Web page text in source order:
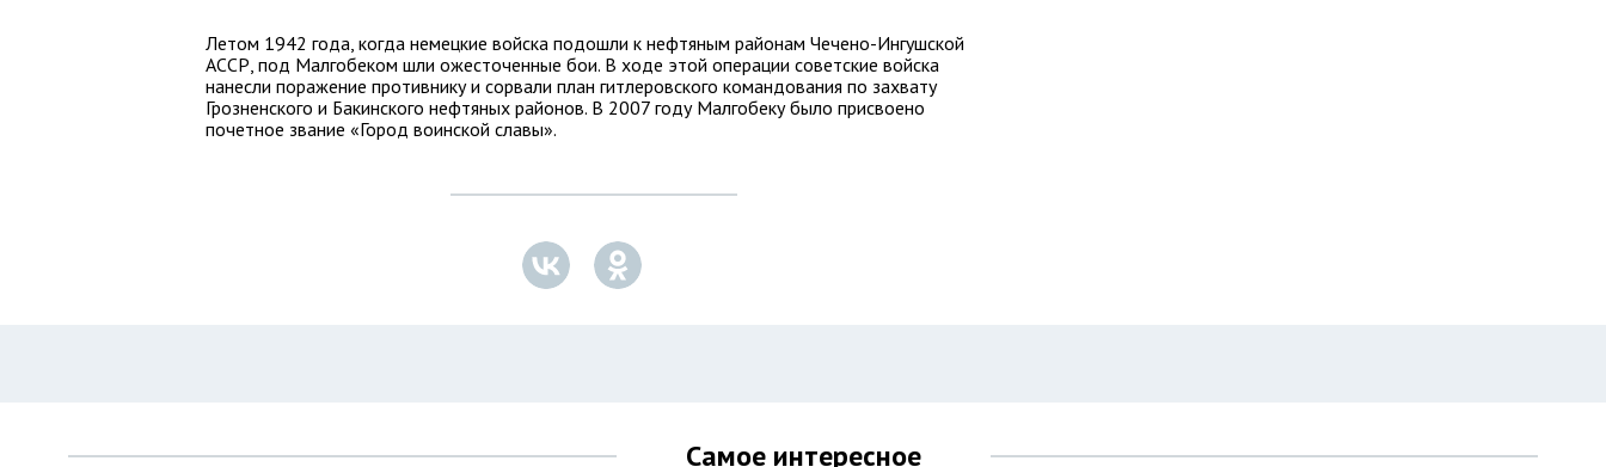
Летом 1942 года, когда немецкие войска подошли к нефтяным районам Чечено-Ингушской
АССР, под Малгобеком шли ожесточенные бои. В ходе этой операции советские войска
нанесли поражение противнику и сорвали план гитлеровского командования по захвату
Грозненского и Бакинского нефтяных районов. В 2007 году Малгобеку было присвоено
почетное звание «Город воинской славы».
Самое интересное